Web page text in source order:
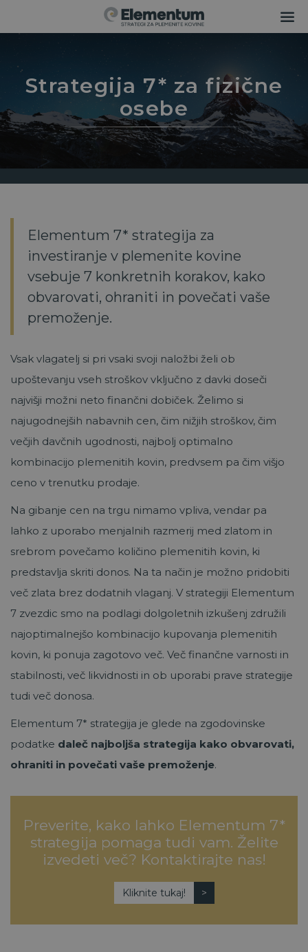
Strategija 7* za fizične
osebe
Elementum 7* strategija za
investiranje v plemenite kovine
vsebuje 7 konkretnih korakov, kako
obvarovati, ohraniti in povečati vaše
premoženje.
Vsak vlagatelj si pri vsaki svoji naložbi želi ob
upoštevanju vseh stroškov vključno z davki doseči
najvišji možni neto finančni dobiček. Želimo si
najugodnejših nabavnih cen, čim nižjih stroškov, čim
večjih davčnih ugodnosti, najbolj optimalno
kombinacijo plemenitih kovin, predvsem pa čim višjo
ceno v trenutku prodaje.
Na gibanje cen na trgu nimamo vpliva, vendar pa
lahko z uporabo menjalnih razmerij med zlatom in
srebrom povečamo količino plemenitih kovin, ki
predstavlja skriti donos. Na ta način je možno pridobiti
več zlata brez dodatnih vlaganj. V strategiji Elementum
7 zvezdic smo na podlagi dolgoletnih izkušenj združili
najoptimalnejšo kombinacijo kupovanja plemenitih
kovin, ki ponuja zagotovo več. Več finančne varnosti in
stabilnosti, več likvidnosti in ob uporabi prave strategije
tudi več donosa.
Elementum 7* strategija je glede na zgodovinske
podatke daleč najboljša strategija kako obvarovati,
ohraniti in povečati vaše premoženje.
Preverite, kako lahko Elementum 7*
strategija pomaga tudi vam. Želite
izvedeti več? Kontaktirajte nas!
Kliknite tukaj!